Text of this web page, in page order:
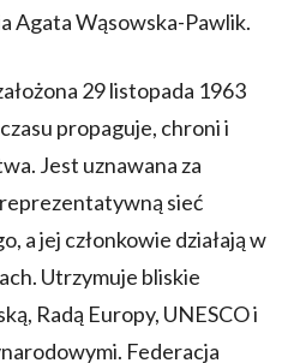
Agata Wąsowska-Pawlik.
29 listopada 1963
propaguje, chroni i
Jest uznawana za
sieć
a jej członkowie działają w
Utrzymuje bliskie
Radą Europy, UNESCO i
Federacja